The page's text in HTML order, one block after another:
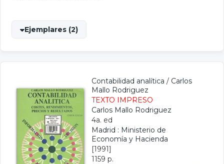
Ejemplares (2)
Contabilidad analítica / Carlos
Mallo Rodriguez
TEXTO IMPRESO
Carlos Mallo Rodriguez
4a. ed
Madrid : Ministerio de
Economía y Hacienda
[1991]
1159 p.